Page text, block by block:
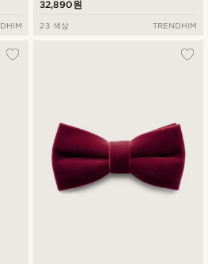
32,890원
23 색상 TRENDHIM